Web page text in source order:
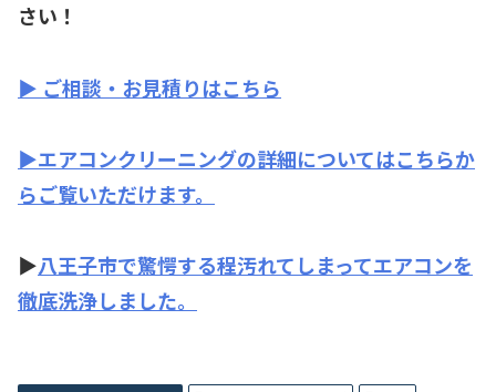
さい！
▶ ご相談・お見積りはこちら
▶️エアコンクリーニングの詳細についてはこちらか
らご覧いただけます。
▶️八王子市で驚愕する程汚れてしまってエアコンを
徹底洗浄しました。